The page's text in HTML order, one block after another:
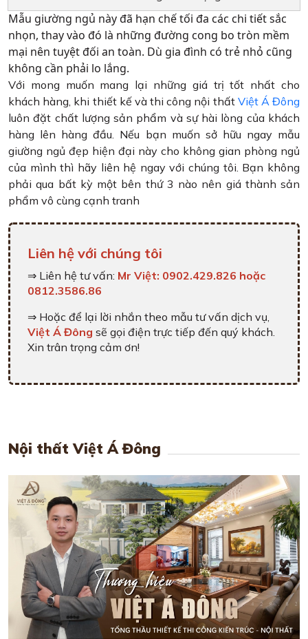
Mẫu giường ngủ này đã hạn chế tối đa các chi tiết sắc
nhọn, thay vào đó là những đường cong bo tròn mềm
mại nên tuyệt đối an toàn. Dù gia đình có trẻ nhỏ cũng
không cần phải lo lắng.
Với mong muốn mang lại những giá trị tốt nhất cho
khách hàng, khi thiết kế và thi công nội thất Việt Á Đông
luôn đặt chất lượng sản phẩm và sự hài lòng của khách
hàng lên hàng đầu. Nếu bạn muốn sở hữu ngay mẫu
giường ngủ đẹp hiện đại này cho không gian phòng ngủ
của mình thì hãy liên hệ ngay với chúng tôi. Bạn không
phải qua bất kỳ một bên thứ 3 nào nên giá thành sản
phẩm vô cùng cạnh tranh
Liên hệ với chúng tôi
⇒ Liên hệ tư vấn: Mr Việt: 0902.429.826 hoặc
0812.3586.86
⇒ Hoặc để lại lời nhắn theo mẫu tư vấn dịch vụ,
Việt Á Đông sẽ gọi điện trực tiếp đến quý khách.
Xin trân trọng cảm ơn!
Nội thất Việt Á Đông